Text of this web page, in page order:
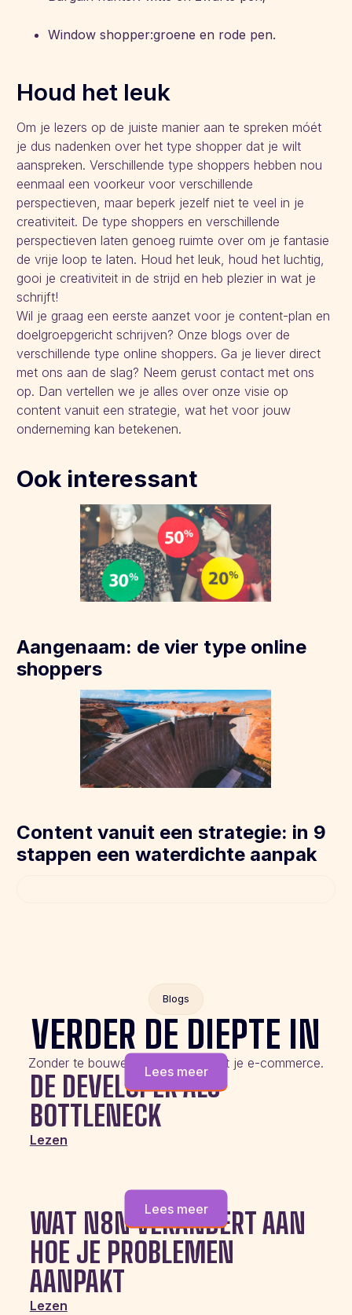
Window shopper:groene en rode pen.
Houd het leuk
Om je lezers op de juiste manier aan te spreken móét
je dus nadenken over het type shopper dat je wilt
aanspreken. Verschillende type shoppers hebben nou
eenmaal een voorkeur voor verschillende
perspectieven, maar beperk jezelf niet te veel in je
creativiteit. De type shoppers en verschillende
perspectieven laten genoeg ruimte over om je fantasie
de vrije loop te laten. Houd het leuk, houd het luchtig,
gooi je creativiteit in de strijd en heb plezier in wat je
schrijft!
Wil je graag een eerste aanzet voor je content-plan en
doelgroepgericht schrijven? Onze blogs over de
verschillende type online shoppers. Ga je liever direct
met ons aan de slag? Neem gerust contact met ons
op. Dan vertellen we je alles over onze visie op
content vanuit een strategie, wat het voor jouw
onderneming kan betekenen.
Ook interessant
Aangenaam: de vier type online
shoppers
Content vanuit een strategie: in 9
stappen een waterdichte aanpak
Blogs
VERDER DE DIEPTE IN
Zonder te bouwen aan de slag met je e-commerce.
Lees meer
DE DEVELOPER ALS
BOTTLENECK
Lezen
Lees meer
WAT N8N VERANDERT AAN
HOE JE PROBLEMEN
AANPAKT
Lezen